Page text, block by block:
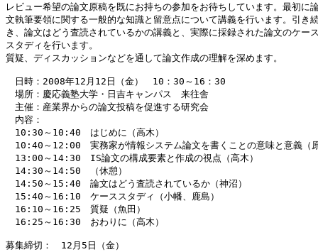
レビュー希望の論文原稿を既にお持ちの参加をお待ちしています。最初に
文執筆要領に関する一般的な知識と留意点について講義を行います。引き
き、論文はどう査読されているかの講義と、実際に採録された論文のケース
スタディを行います。
質疑、ディスカッションなどを通して論文作成の理解を深めます。
日時：2008年12月12日（金）　10：30～16：30
場所：慶応義塾大学・日吉キャンパス　来往舎
主催：産業界からの論文投稿を促進する研究会
内容：
10:30～10:40　はじめに（高木）
10:40～12:00　実務家が情報システム論文を書くことの意味と意義（原
13:00～14:30　IS論文の構成要素と作成の視点（高木）
14:30～14:50　（休憩）
14:50～15:40　論文はどう査読されているか（神沼）
15:40～16:10　ケーススタディ（小幡、鹿島）
16:10～16:25　質疑（魚田）
16:25～16:30　おわりに（高木）
募集締切：　12月5日（金）